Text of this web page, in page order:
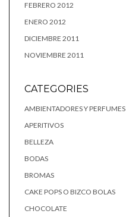
FEBRERO 2012
ENERO 2012
DICIEMBRE 2011
NOVIEMBRE 2011
CATEGORIES
AMBIENTADORES Y PERFUMES
APERITIVOS
BELLEZA
BODAS
BROMAS
CAKE POPS O BIZCO BOLAS
CHOCOLATE